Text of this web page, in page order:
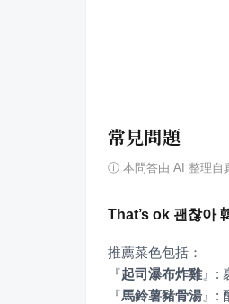
常見問題
ⓘ 本問答由 AI 整理自
That’s ok 괜찮아
『起司瀑布炸雞』
『馬鈴薯豬骨湯 』